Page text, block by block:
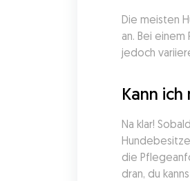
Die meisten
an. Bei
jedoch
Kann
Na klar!
die
dran, du